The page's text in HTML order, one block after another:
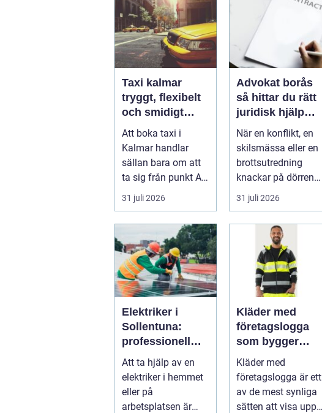
Taxi kalmar
tryggt, flexibelt
och smidigt
genom hela
resan
Att boka taxi i
Kalmar handlar
sällan bara om att
ta sig från punkt A
till punkt B. För
många är res...
31 juli 2026
Advokat borås
så hittar du rätt
juridisk hjälp
när livet
krånglar
När en konflikt, en
skilsmässa eller en
brottsutredning
knackar på dörren
förändras vardagen
snabbt....
31 juli 2026
Elektriker i
Sollentuna:
professionell
hjälp när du
behöver det
Att ta hjälp av en
elektriker i hemmet
eller på
arbetsplatsen är
Kläder med
företagslogga
som bygger
varumärke i
vardagen
Kläder med
företagslogga är ett
av de mest synliga
sätten att visa upp